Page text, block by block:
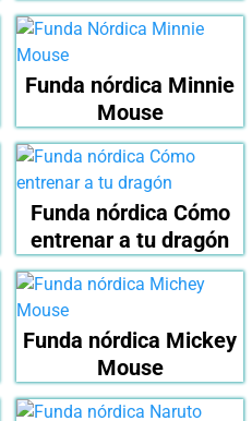
Funda nórdica Minnie
Mouse
Funda nórdica Cómo
entrenar a tu dragón
Funda nórdica Mickey
Mouse